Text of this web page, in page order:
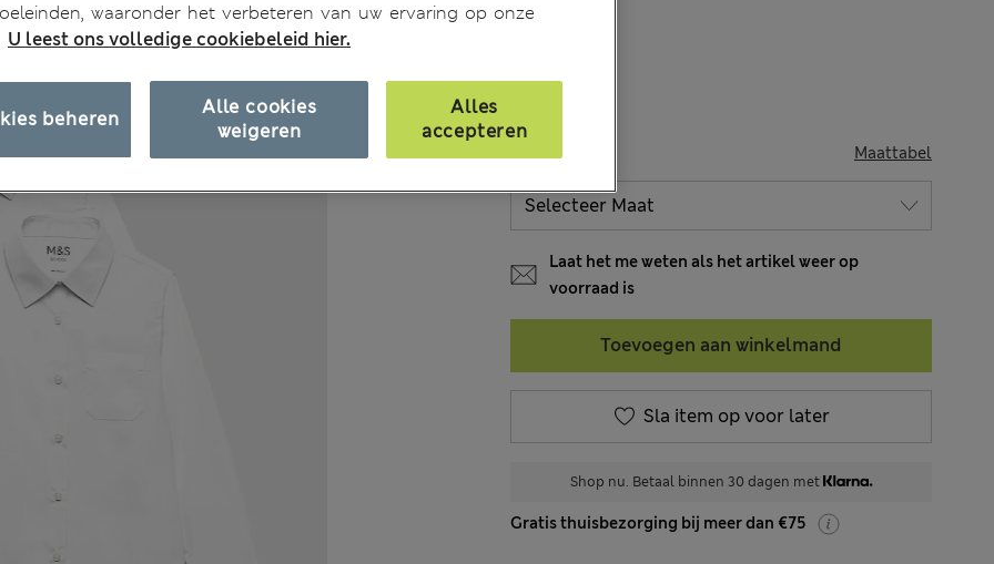
MAAT Maattabel
Laat het me weten als het artikel weer op
voorraad is
Toevoegen aan winkelmand
Sla item op voor later
Shop nu. Betaal binnen 30 dagen met
Gratis thuisbezorging bij meer dan €75
waaronder het verbeteren van uw ervaring op onze
U leest ons volledige cookiebeleid hier.
Alle cookies
weigeren
Alles
accepteren
beheren